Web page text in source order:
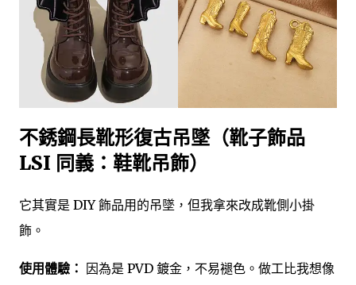
不銹鋼長靴形復古吊墜（靴子飾品
LSI 同義：鞋靴吊飾）
它其實是 DIY 飾品用的吊墜，但我拿來改成靴側小掛
飾。
使用體驗： 因為是 PVD 鍍金，不易褪色。做工比我想像